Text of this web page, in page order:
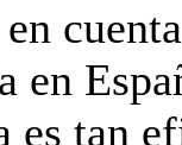
en
es tan